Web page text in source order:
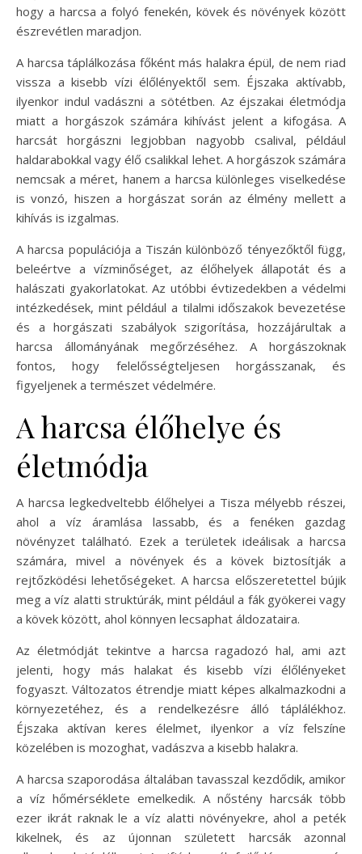
hogy a harcsa a folyó fenekén, kövek és növények között
észrevétlen maradjon.
A harcsa táplálkozása főként más halakra épül, de nem riad
vissza a kisebb vízi élőlényektől sem. Éjszaka aktívabb,
ilyenkor indul vadászni a sötétben. Az éjszakai életmódja
miatt a horgászok számára kihívást jelent a kifogása. A
harcsát horgászni legjobban nagyobb csalival, például
haldarabokkal vagy élő csalikkal lehet. A horgászok számára
nemcsak a méret, hanem a harcsa különleges viselkedése
is vonzó, hiszen a horgászat során az élmény mellett a
kihívás is izgalmas.
A harcsa populációja a Tiszán különböző tényezőktől függ,
beleértve a vízminőséget, az élőhelyek állapotát és a
halászati gyakorlatokat. Az utóbbi évtizedekben a védelmi
intézkedések, mint például a tilalmi időszakok bevezetése
és a horgászati szabályok szigorítása, hozzájárultak a
harcsa állományának megőrzéséhez. A horgászoknak
fontos, hogy felelősségteljesen horgásszanak, és
figyeljenek a természet védelmére.
A harcsa élőhelye és
életmódja
A harcsa legkedveltebb élőhelyei a Tisza mélyebb részei,
ahol a víz áramlása lassabb, és a fenéken gazdag
növényzet található. Ezek a területek ideálisak a harcsa
számára, mivel a növények és a kövek biztosítják a
rejtőzködési lehetőségeket. A harcsa előszeretettel bújik
meg a víz alatti struktúrák, mint például a fák gyökerei vagy
a kövek között, ahol könnyen lecsaphat áldozataira.
Az életmódját tekintve a harcsa ragadozó hal, ami azt
jelenti, hogy más halakat és kisebb vízi élőlényeket
fogyaszt. Változatos étrendje miatt képes alkalmazkodni a
környezetéhez, és a rendelkezésre álló táplálékhoz.
Éjszaka aktívan keres élelmet, ilyenkor a víz felszíne
közelében is mozoghat, vadászva a kisebb halakra.
A harcsa szaporodása általában tavasszal kezdődik, amikor
a víz hőmérséklete emelkedik. A nőstény harcsák több
ezer ikrát raknak le a víz alatti növényekre, ahol a peték
kikelnek, és az újonnan született harcsák azonnal